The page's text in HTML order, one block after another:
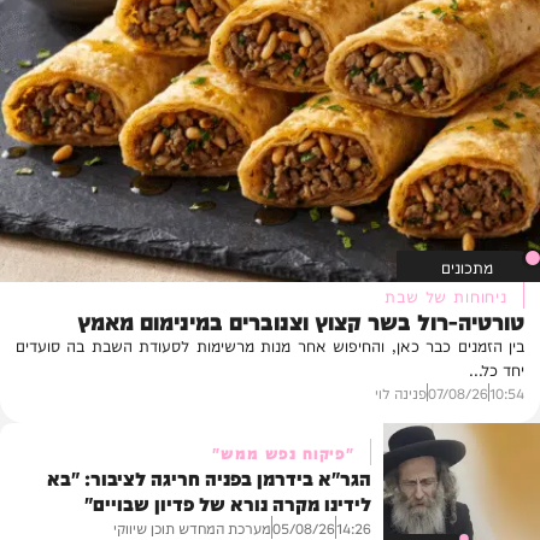
"פיקוח נפש ממש"
הגר"א בידרמן בפניה חריגה לציבור: "בא
לידינו מקרה נורא של פדיון שבויים"
14:26
05/08/26מערכת המחדש תוכן שיווקי
מתכונים
ניחוחות של שבת
טורטיה-רול בשר קצוץ וצנוברים במינימום מאמץ
בין הזמנים כבר כאן, והחיפוש אחר מנות מרשימות לסעודת השבת בה סועדים
יחד כל...
10:54
07/08/26פנינה לוי